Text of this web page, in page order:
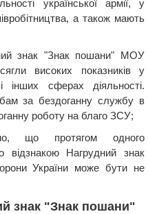
української армії, у
а також мають
знак "Знак пошани" МОУ
високих показників у
і інших сферах діяльності.
за бездоганну службу в
роботу на благо ЗСУ;
що протягом одного
відзнакою Нагрудний знак
України може бути не
знак "Знак пошани"